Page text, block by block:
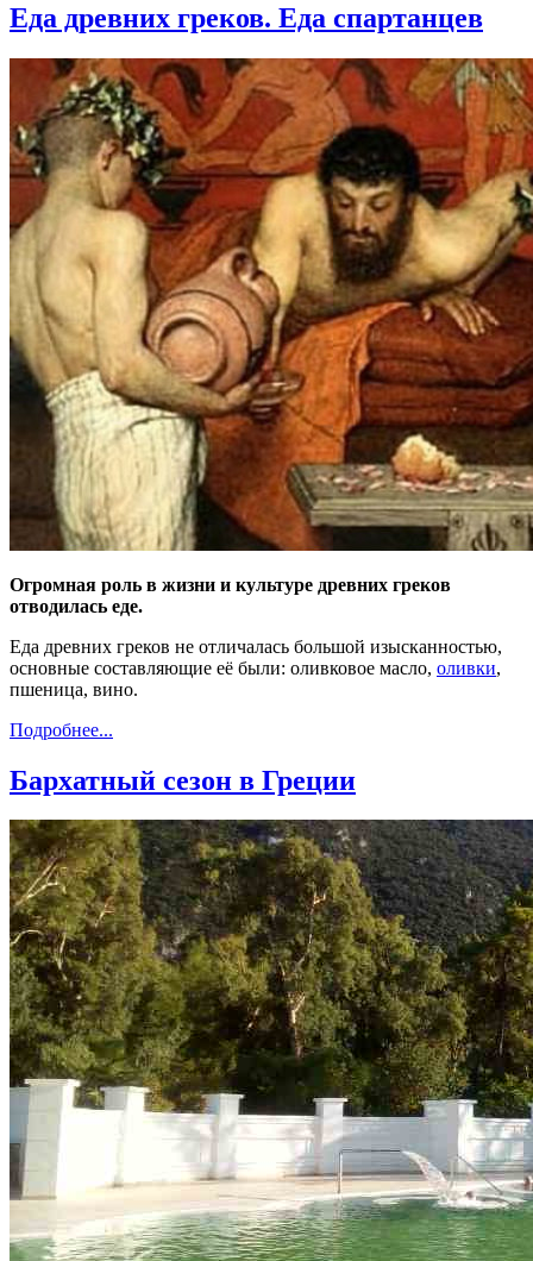
Еда древних греков. Еда спартанцев
Огромная роль в жизни и культуре древних греков
отводилась еде.
Еда древних греков не отличалась большой изысканностью,
основные составляющие её были: оливковое масло, оливки,
пшеница, вино.
Подробнее...
Бархатный сезон в Греции